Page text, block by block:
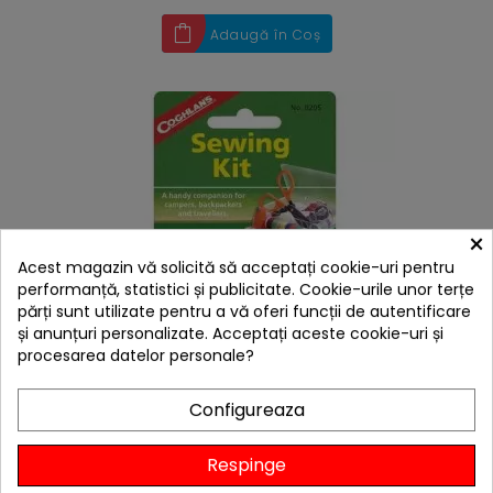
Adaugă în Coș
Set pentru cusut Coghlans - C8205
13,22 lei
Niciun review
×
Acest magazin vă solicită să acceptați cookie-uri pentru
performanță, statistici și publicitate. Cookie-urile unor terțe
părți sunt utilizate pentru a vă oferi funcții de autentificare
și anunțuri personalizate. Acceptați aceste cookie-uri și
procesarea datelor personale?
Configureaza
Respinge